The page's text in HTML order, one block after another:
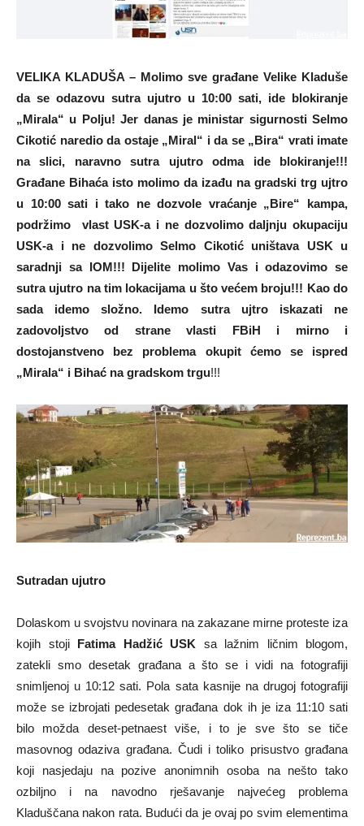
VELIKA KLADUŠA – Molimo sve građane Velike Kladuše
da se odazovu sutra ujutro u 10:00 sati, ide blokiranje
„Mirala“ u Polju! Jer danas je ministar sigurnosti Selmo
Cikotić naredio da ostaje „Miral“ i da se „Bira“ vrati imate
na slici, naravno sutra ujutro odma ide blokiranje!!!
Građane Bihaća isto molimo da izađu na gradski trg ujtro
u 10:00 sati i tako ne dozvole vraćanje „Bire“ kampa,
podržimo vlast USK-a i ne dozvolimo daljnju okupaciju
USK-a i ne dozvolimo Selmo Cikotić uništava USK u
saradnji sa IOM!!! Dijelite molimo Vas i odazovimo se
sutra ujutro na tim lokacijama u što većem broju!!! Kao do
sada idemo složno. Idemo sutra ujtro iskazati ne
zadovoljstvo od strane vlasti FBiH i mirno i
dostojanstveno bez problema okupit ćemo se ispred
„Mirala“ i Bihać na gradskom trgu!!!
Sutradan ujutro
Dolaskom u svojstvu novinara na zakazane mirne proteste iza
kojih stoji Fatima Hadžić USK sa lažnim ličnim blogom,
zatekli smo desetak građana a što se i vidi na fotografiji
snimljenoj u 10:12 sati. Pola sata kasnije na drugoj fotografiji
može se izbrojati pedesetak građana dok ih je iza 11:10 sati
bilo možda deset-petnaest više, i to je sve što se tiče
masovnog odaziva građana. Čudi i toliko prisustvo građana
koji nasjedaju na pozive anonimnih osoba na nešto tako
ozbiljno i na navodno rješavanje najvećeg problema
Kladuščana nakon rata. Budući da je ovaj po svim elementima